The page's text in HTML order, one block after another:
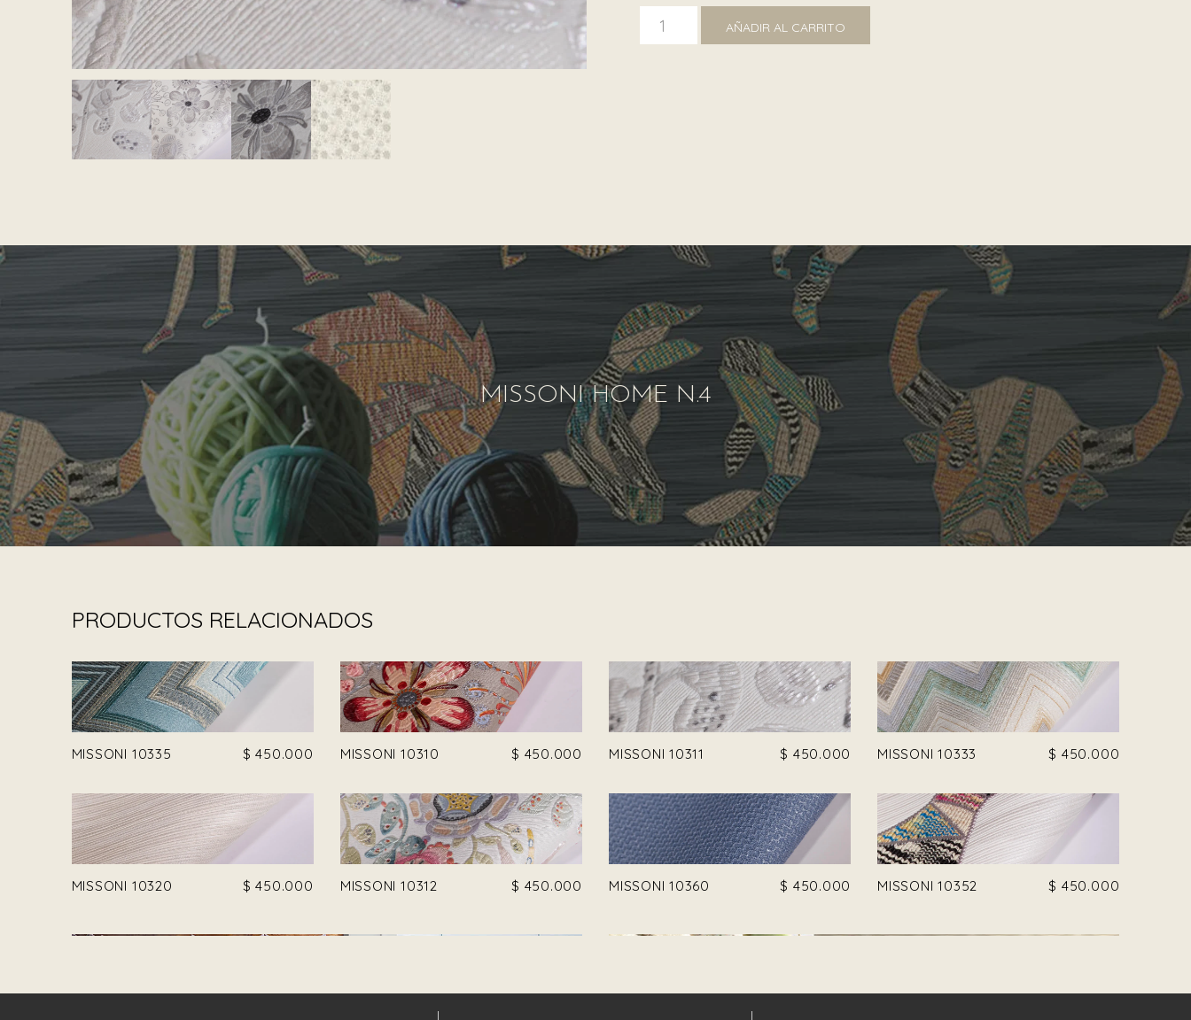
AÑADIR AL CARRITO
MISSONI HOME N.4
PRODUCTOS RELACIONADOS
MISSONI 10335 $ 450.000 MISSONI 10310 $ 450.000 MISSONI 10311 $ 450.000 MISSONI 10333 $ 450.000
MISSONI 10320 $ 450.000 MISSONI 10312 $ 450.000 MISSONI 10360 $ 450.000 MISSONI 10352 $ 450.000